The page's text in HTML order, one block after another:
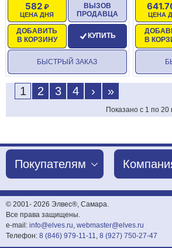
ЦЕНА ДНЯ
582
ДОБАВИТЬ
В КОРЗИНУ
ВЫЗОВ
ПРОДАВЦА
КУПИТЬ
БЫСТРЫЙ ЗАКАЗ
ЦЕНА
В
1 2 3 4 › »
Показано с 1 по 20
Покупателям
© 2001- 2026 Элвес®, Самара.
Все права защищены.
e-mail: info@elves.ru, webmaster@elves.ru
Телефон: 8 (846) 979-11-11, 8 (927) 750-27-47